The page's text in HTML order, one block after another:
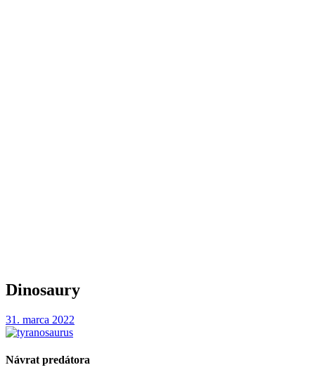
Dinosaury
31. marca 2022
Návrat predátora